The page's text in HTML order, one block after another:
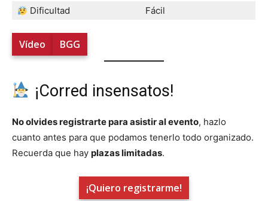
Dificultad Fácil
Vídeo BGG
¡Corred insensatos!
No olvides registrarte para asistir al evento, hazlo
cuanto antes para que podamos tenerlo todo organizado.
Recuerda que hay plazas limitadas.
¡Quiero registrarme!